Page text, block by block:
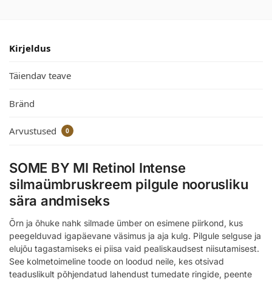
Kirjeldus
Täiendav teave
Bränd
Arvustused 0
SOME BY MI Retinol Intense
silmaümbruskreem pilgule noorusliku
sära andmiseks
Õrn ja õhuke nahk silmade ümber on esimene piirkond, kus
peegelduvad igapäevane väsimus ja aja kulg. Pilgule selguse ja
elujõu tagastamiseks ei piisa vaid pealiskaudsest niisutamisest.
See kolmetoimeline toode on loodud neile, kes otsivad
teaduslikult põhjendatud lahendust tumedate ringide, peente